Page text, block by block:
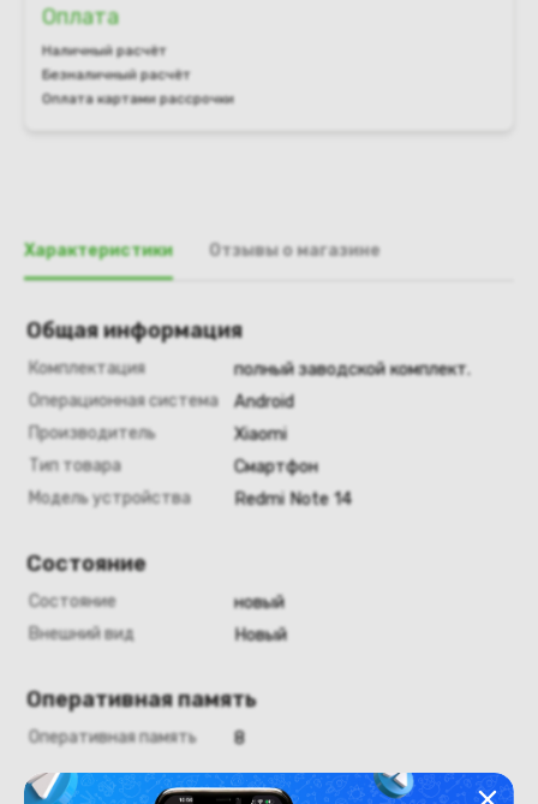
Оплата
Наличный расчёт
Безналичный расчёт
Оплата картами рассрочки
Характеристики Отзывы о магазине
Общая информация
Комплектация
полный заводской комплект.
Операционная система
Android
Производитель
Xiaomi
Тип товара
Смартфон
Модель устройства
Redmi Note 14
Состояние
Состояние
новый
Внешний вид
Новый
Оперативная память
Оперативная память 8